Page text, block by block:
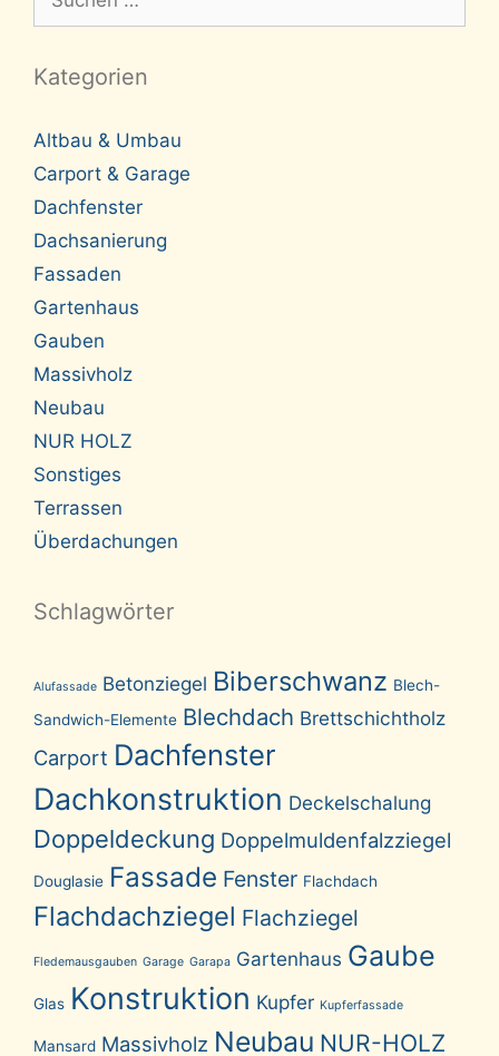
nach:
Kategorien
Altbau & Umbau
Carport & Garage
Dachfenster
Dachsanierung
Fassaden
Gartenhaus
Gauben
Massivholz
Neubau
NUR HOLZ
Sonstiges
Terrassen
Überdachungen
Schlagwörter
Alufassade Betonziegel Biberschwanz Blech-
Sandwich-Elemente Blechdach Brettschichtholz
Carport Dachfenster
Dachkonstruktion Deckelschalung
Doppeldeckung Doppelmuldenfalzziegel
Douglasie Fassade Fenster Flachdach
Flachdachziegel Flachziegel
Fledemausgauben Garage Garapa Gartenhaus Gaube
Glas Konstruktion Kupfer Kupferfassade
Mansard Massivholz Neubau NUR-HOLZ